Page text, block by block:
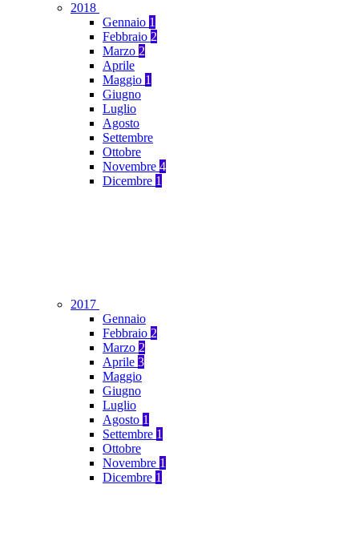
2018
Gennaio 1
Febbraio 2
Marzo 2
Aprile
Maggio 1
Giugno
Luglio
Agosto
Settembre
Ottobre
Novembre 4
Dicembre 1
2017
Gennaio
Febbraio 2
Marzo 2
Aprile 3
Maggio
Giugno
Luglio
Agosto 1
Settembre 1
Ottobre
Novembre 1
Dicembre 1